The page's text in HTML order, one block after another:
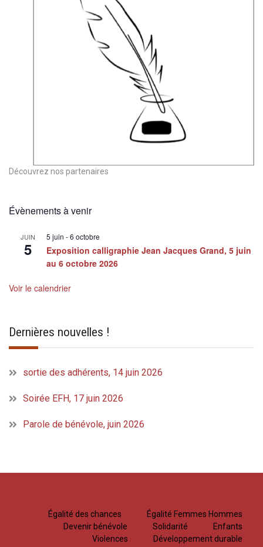
Découvrez nos partenaires
Évènements à venir
JUIN
5
5 juin -6 octobre
Exposition calligraphie Jean Jacques Grand, 5 juin
au 6 octobre 2026
Voir le calendrier
Dernières nouvelles !
sortie des adhérents, 14 juin 2026
Soirée EFH, 17 juin 2026
Parole de bénévole, juin 2026
Égalité des chances
Égalité Femmes Hommes
Devenir bénévole
Solidarité
Enfants
Violences
Développement durable